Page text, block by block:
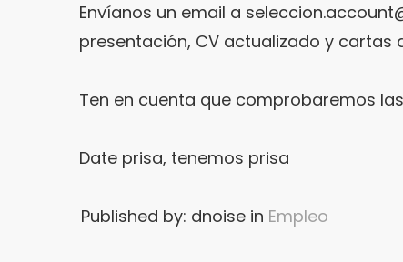
Envíanos un email a
presentación, CV actualizado y cartas
Ten en cuenta que comprobaremos
Date prisa, tenemos prisa
Published by: dnoise in Empleo